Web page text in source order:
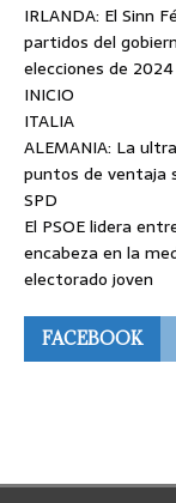
IRLANDA: El Sinn
partidos del
elecciones de 2024
INICIO
ITALIA
ALEMANIA: La
puntos de ventaja
SPD
El PSOE lidera
encabeza en la
electorado joven
FACEBOOK